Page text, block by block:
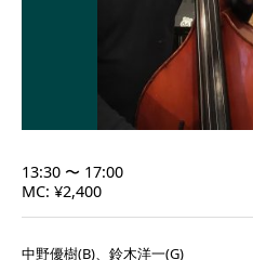
13:30 〜 17:00
MC: ¥2,400
中野優樹(B)、鈴木洋一(G)